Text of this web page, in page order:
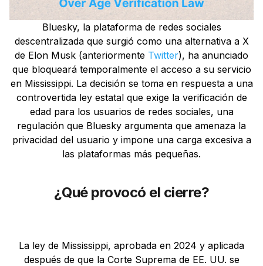
Bluesky, la plataforma de redes sociales
descentralizada que surgió como una alternativa a X
de Elon Musk (anteriormente Twitter), ha anunciado
que bloqueará temporalmente el acceso a su servicio
en Mississippi. La decisión se toma en respuesta a una
controvertida ley estatal que exige la verificación de
edad para los usuarios de redes sociales, una
regulación que Bluesky argumenta que amenaza la
privacidad del usuario y impone una carga excesiva a
las plataformas más pequeñas.
¿Qué provocó el cierre?
La ley de Mississippi, aprobada en 2024 y aplicada
después de que la Corte Suprema de EE. UU. se